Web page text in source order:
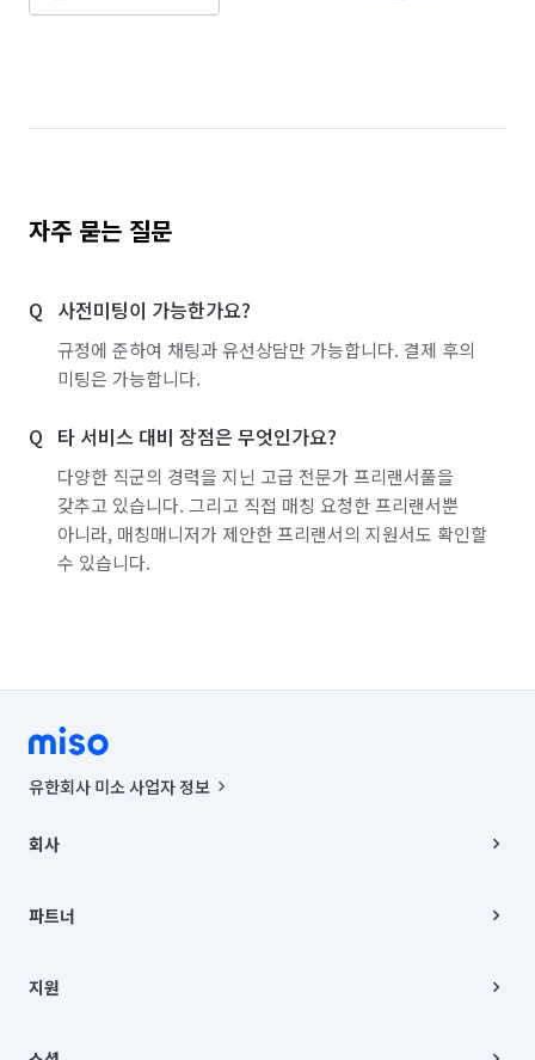
자주 묻는 질문
사전미팅이 가능한가요?
규정에 준하여 채팅과 유선상담만 가능합니다. 결제 후의
미팅은 가능합니다.
타 서비스 대비 장점은 무엇인가요?
다양한 직군의 경력을 지닌 고급 전문가 프리랜서풀을
갖추고 있습니다. 그리고 직접 매칭 요청한 프리랜서뿐
아니라, 매칭매니저가 제안한 프리랜서의 지원서도 확인할
수 있습니다.
유한회사 미소 사업자 정보
00019 |
주소 | 본사: 서울특별시 종로구 율곡로 6(중학동, 트윈트리빌딩) B동 5층
컨택센터 : 서울특별시 종로구 수송동 율곡로 24, 7층, 8층 미소
상품, 상품정보, 거래에 관한 의무와 책임은 거래당사자에게 있습니다.
언론 보도 관련 문의:
© 유한회사 미소. Miso, Inc. All Rights Reserved.
회사
채용
파트너
이사
지원